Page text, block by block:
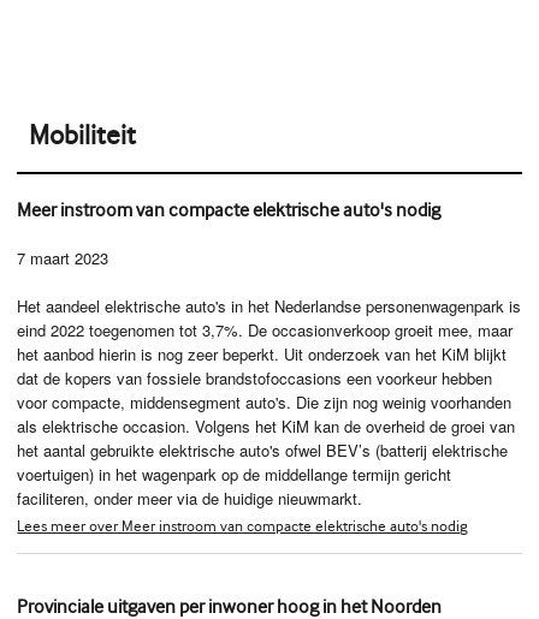
Mobiliteit
Meer instroom van compacte elektrische auto's nodig
7 maart 2023
Het aandeel elektrische auto's in het Nederlandse personenwagenpark is
eind 2022 toegenomen tot 3,7%. De occasionverkoop groeit mee, maar
het aanbod hierin is nog zeer beperkt. Uit onderzoek van het KiM blijkt
dat de kopers van fossiele brandstofoccasions een voorkeur hebben
voor compacte, middensegment auto's. Die zijn nog weinig voorhanden
als elektrische occasion. Volgens het KiM kan de overheid de groei van
het aantal gebruikte elektrische auto's ofwel BEV’s (batterij elektrische
voertuigen) in het wagenpark op de middellange termijn gericht
faciliteren, onder meer via de huidige nieuwmarkt.
Lees meer over Meer instroom van compacte elektrische auto's nodig
Provinciale uitgaven per inwoner hoog in het Noorden